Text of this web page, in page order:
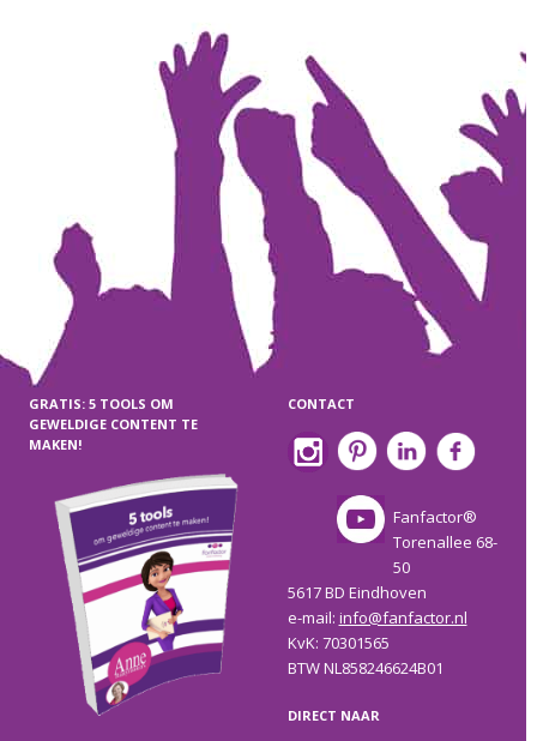
GRATIS: 5 TOOLS OM
GEWELDIGE CONTENT TE
MAKEN!
CONTACT
Fanfactor®
Torenallee 68-
50
5617 BD Eindhoven
e-mail: info@fanfactor.nl
KvK: 70301565
BTW NL858246624B01
DIRECT NAAR